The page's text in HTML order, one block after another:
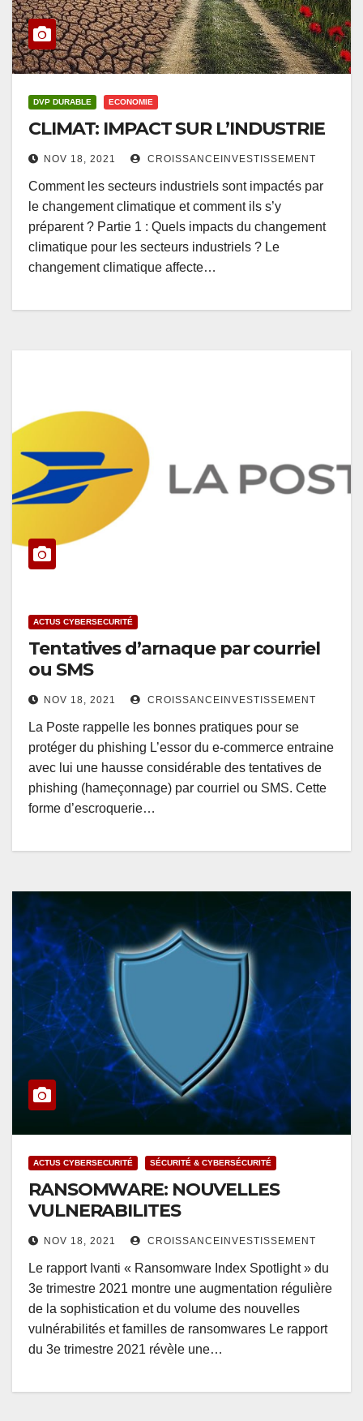
DVP DURABLE ECONOMIE
CLIMAT: IMPACT SUR L’INDUSTRIE
NOV 18, 2021 CROISSANCEINVESTISSEMENT
Comment les secteurs industriels sont impactés par
le changement climatique et comment ils s’y
préparent ? Partie 1 : Quels impacts du changement
climatique pour les secteurs industriels ? Le
changement climatique affecte…
ACTUS CYBERSECURITÉ
Tentatives d’arnaque par courriel
ou SMS
NOV 18, 2021 CROISSANCEINVESTISSEMENT
La Poste rappelle les bonnes pratiques pour se
protéger du phishing L’essor du e-commerce entraine
avec lui une hausse considérable des tentatives de
phishing (hameçonnage) par courriel ou SMS. Cette
forme d’escroquerie…
ACTUS CYBERSECURITÉ SÉCURITÉ & CYBERSÉCURITÉ
RANSOMWARE: NOUVELLES
VULNERABILITES
NOV 18, 2021 CROISSANCEINVESTISSEMENT
Le rapport Ivanti « Ransomware Index Spotlight » du
3e trimestre 2021 montre une augmentation régulière
de la sophistication et du volume des nouvelles
vulnérabilités et familles de ransomwares Le rapport
du 3e trimestre 2021 révèle une…